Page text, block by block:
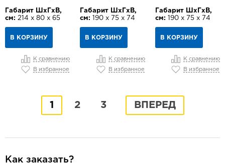
Габарит ШхГхВ,
см: 214 х 80 х 65
В КОРЗИНУ
К сравнению
В избранное
Габарит ШхГхВ,
см:
190 х 75 х 74
В КОРЗИНУ
К сравнению
В избранное
Габарит ШхГхВ,
см: 190 х 75 х 74
В КОРЗИНУ
К сравнению
В избранное
1 2 3 ВПЕРЕД
Как заказать?